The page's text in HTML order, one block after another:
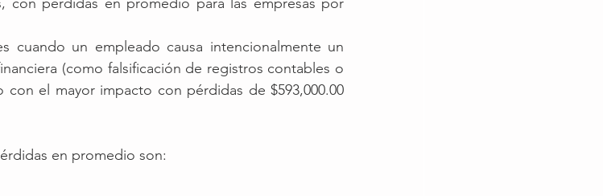
cuando un empleado causa intencionalmente un
(como falsificación de registros contables o
el mayor impacto con pérdidas de $593,000.00
en promedio son: